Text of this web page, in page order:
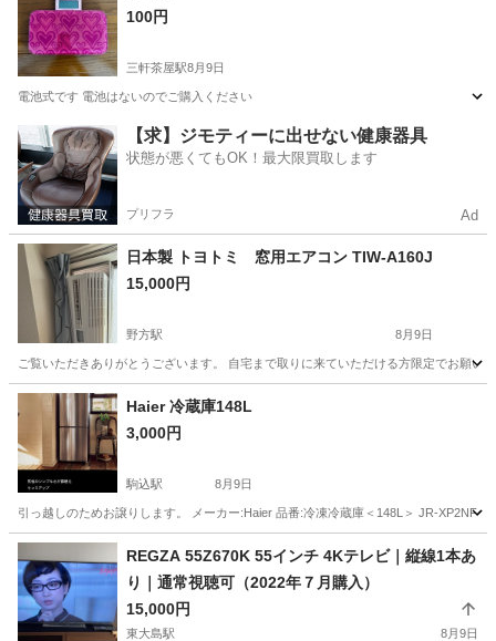
100円
三軒茶屋駅8月9日
電池式です 電池はないのでご購入ください
東京 世田谷区 三軒茶屋駅 美容家電 体重計
【求】ジモティーに出せない健康器具
状態が悪くてもOK！最大限買取します
プリフラ Ad
日本製 トヨトミ 窓用エアコン TIW-A160J
15,000円
野方駅 8月9日
ご覧いただきありがとうございます。 自宅まで取りに来ていただける方限定でお願
東京 中野区 野方駅 季節、空調家電
Haier 冷蔵庫148L
3,000円
駒込駅 8月9日
引っ越しのためお譲りします。 メーカー:Haier 品番:冷凍冷蔵庫＜148L＞ JR-
東京 千代田区 キッチン家電
REGZA 55Z670K 55インチ 4Kテレビ｜縦線1本あ
り｜通常視聴可（2022年７月購入）
15,000円
東大島駅 8月9日